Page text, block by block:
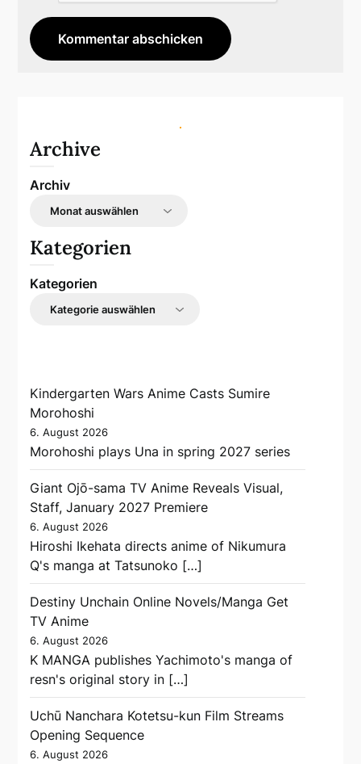
Archive
Archiv
Kategorien
Kategorien
Kindergarten Wars Anime Casts Sumire
Morohoshi
6. August 2026
Morohoshi plays Una in spring 2027 series
Giant Ojō-sama TV Anime Reveals Visual,
Staff, January 2027 Premiere
6. August 2026
Hiroshi Ikehata directs anime of Nikumura
Q's manga at Tatsunoko […]
Destiny Unchain Online Novels/Manga Get
TV Anime
6. August 2026
K MANGA publishes Yachimoto's manga of
resn's original story in […]
Uchū Nanchara Kotetsu-kun Film Streams
Opening Sequence
6. August 2026